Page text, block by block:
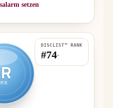
setzen
MR
DISCLIST™ RANK
#74-